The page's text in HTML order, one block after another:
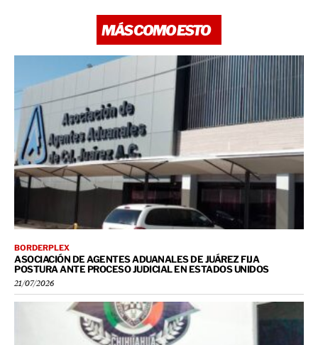
MÁS COMO ESTO
BORDERPLEX
ASOCIACIÓN DE AGENTES ADUANALES DE JUÁREZ FIJA
POSTURA ANTE PROCESO JUDICIAL EN ESTADOS UNIDOS
21/07/2026